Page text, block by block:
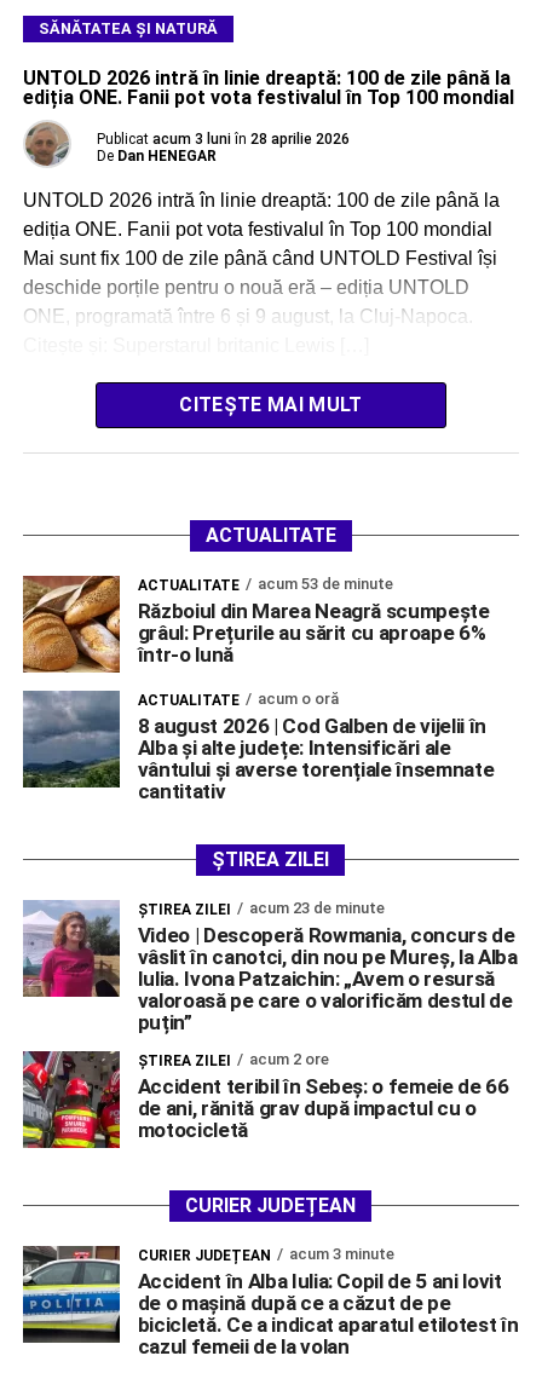
SĂNĂTATEA ȘI NATURĂ
UNTOLD 2026 intră în linie dreaptă: 100 de zile până la
ediția ONE. Fanii pot vota festivalul în Top 100 mondial
Publicat acum 3 luni în 28 aprilie 2026
De Dan HENEGAR
UNTOLD 2026 intră în linie dreaptă: 100 de zile până la
ediția ONE. Fanii pot vota festivalul în Top 100 mondial
Mai sunt fix 100 de zile până când UNTOLD Festival își
deschide porțile pentru o nouă eră – ediția UNTOLD
ONE, programată între 6 și 9 august, la Cluj-Napoca.
CITEȘTE MAI MULT
ACTUALITATE
ACTUALITATE acum 53 de minute
Războiul din Marea Neagră scumpește
grâul: Prețurile au sărit cu aproape 6%
într-o lună
ACTUALITATE acum o oră
8 august 2026 | Cod Galben de vijelii în
Alba și alte județe: Intensificări ale
vântului și averse torențiale însemnate
cantitativ
ȘTIREA ZILEI
ŞTIREA ZILEI acum 23 de minute
Video | Descoperă Rowmania, concurs de
vâslit în canotci, din nou pe Mureș, la Alba
Iulia. Ivona Patzaichin: „Avem o resursă
valoroasă pe care o valorificăm destul de
puțin”
ŞTIREA ZILEI acum 2 ore
Accident teribil în Sebeș: o femeie de 66
de ani, rănită grav după impactul cu o
motocicletă
CURIER JUDEȚEAN
CURIER JUDEȚEAN acum 3 minute
Accident în Alba Iulia: Copil de 5 ani lovit
de o mașină după ce a căzut de pe
bicicletă. Ce a indicat aparatul etilotest în
cazul femeii de la volan